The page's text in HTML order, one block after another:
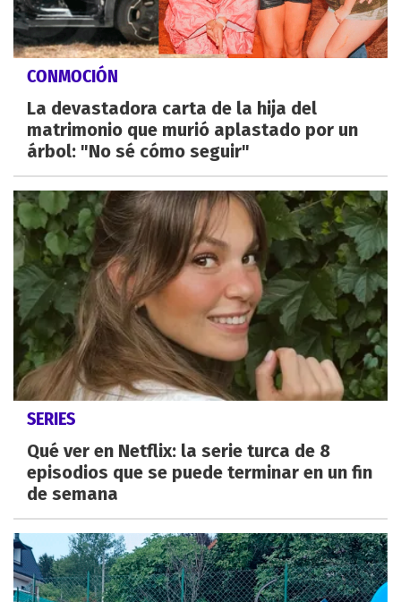
CONMOCIÓN
La devastadora carta de la hija del
matrimonio que murió aplastado por un
árbol: "No sé cómo seguir"
SERIES
Qué ver en Netflix: la serie turca de 8
episodios que se puede terminar en un fin
de semana